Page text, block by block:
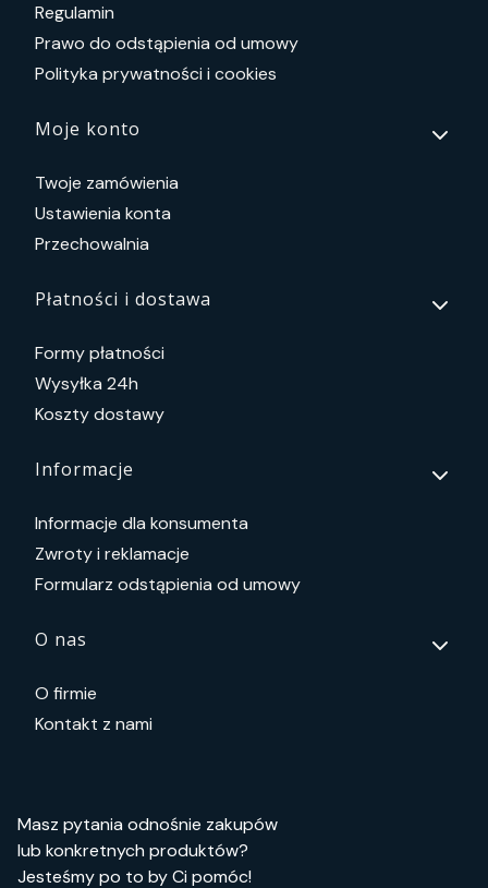
Regulamin
Prawo do odstąpienia od umowy
Polityka prywatności i cookies
Moje konto
Twoje zamówienia
Ustawienia konta
Przechowalnia
Płatności i dostawa
Formy płatności
Wysyłka 24h
Koszty dostawy
Informacje
Informacje dla konsumenta
Zwroty i reklamacje
Formularz odstąpienia od umowy
O nas
O firmie
Kontakt z nami
Masz pytania odnośnie zakupów
lub konkretnych produktów?
Jesteśmy po to by Ci pomóc!